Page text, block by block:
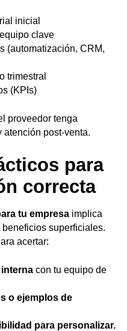
inicial
clave
(automatización, CRM,
trimestral
(KPIs)
proveedor tenga
atención post-venta.
para
correcta
tu empresa implica
superficiales.
acertar:
interna con tu equipo de
o ejemplos de
para personalizar.